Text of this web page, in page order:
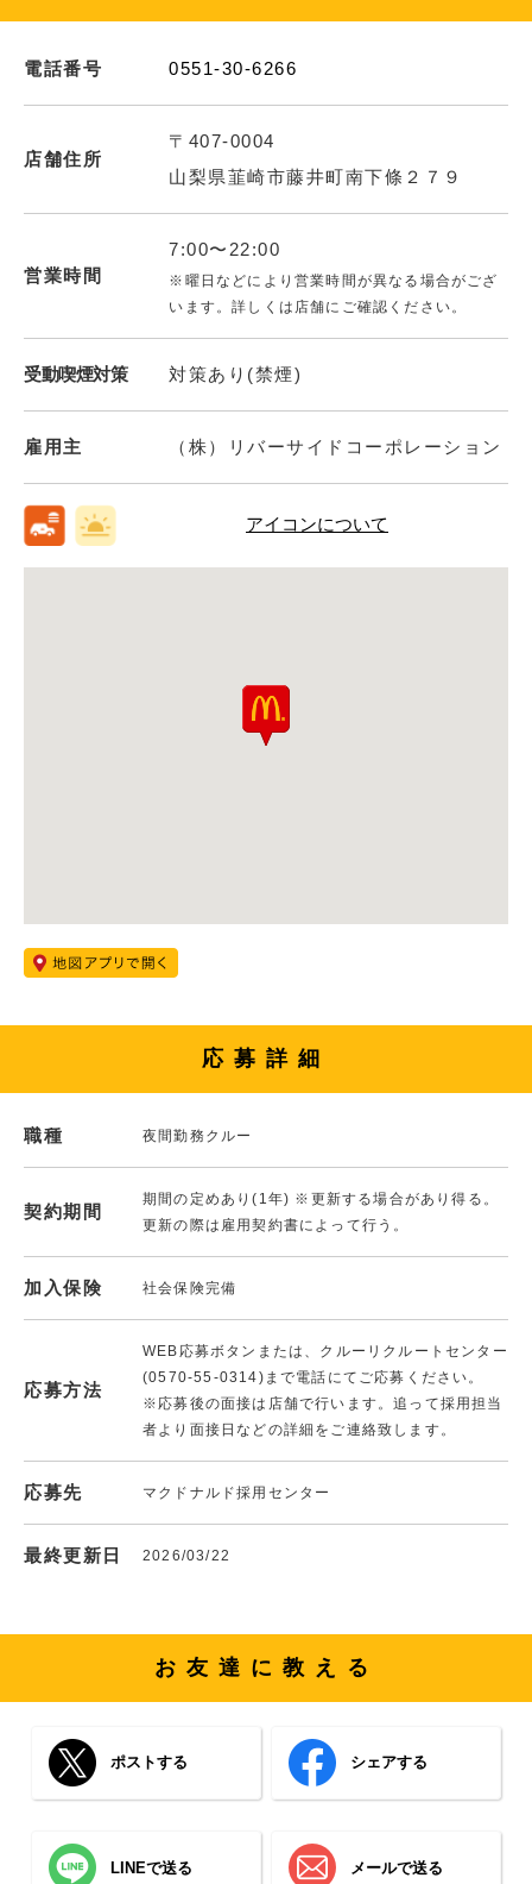
電話番号 0551-30-6266
店舗住所
〒407-0004
山梨県韮崎市藤井町南下條２７９
営業時間
7:00〜22:00
※曜日などにより営業時間が異なる場合がござ
います。詳しくは店舗にご確認ください。
受動喫煙対策 対策あり(禁煙)
雇用主 （株）リバーサイドコーポレーション
アイコンについて
応募詳細
職種 夜間勤務クルー
契約期間
期間の定めあり(1年) ※更新する場合があり得る。
更新の際は雇用契約書によって行う。
加入保険 社会保険完備
応募方法
WEB応募ボタンまたは、クルーリクルートセンター
(0570-55-0314)まで電話にてご応募ください。
※応募後の面接は店舗で行います。追って採用担当
者より面接日などの詳細をご連絡致します。
応募先 マクドナルド採用センター
最終更新日 2026/03/22
お友達に教える
ポストする シェアする
LINEで送る メールで送る